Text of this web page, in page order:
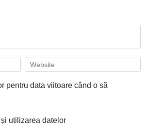
pentru data viitoare când o să
utilizarea datelor